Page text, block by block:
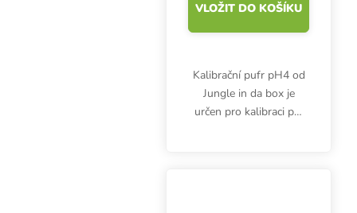
VLOŽIT DO KOŠÍKU
Kalibrační pufr pH4 od
Jungle in da box je
určen pro kalibraci pH